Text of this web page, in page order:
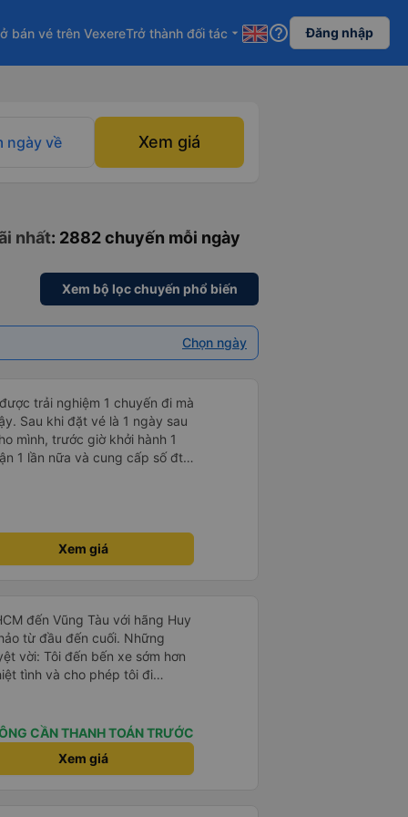
bán vé trên VexereTrở thành đối tác arrow_drop_down help_outline Đăng nhập
ngày về Xem giá
nhất: 2882 chuyến mỗi ngày
Xem bộ lọc chuyến phổ biến
Chọn ngày
trải nghiệm 1 chuyến đi mà
Sau khi đặt vé là 1 ngày sau
mình, trước giờ khởi hành 1
1 lần nữa và cung cấp số đt
xe sạch sẽ và bác tài chạy
Xem giá
đến Vũng Tàu với hãng Huy
từ đầu đến cuối. Những
vời: Tôi đến bến xe sớm hơn
tình và cho phép tôi đi
trống. Điều này đã tiết kiệm
rất an toàn suốt hành trình
mái &amp; Sạch sẽ: Xe
vô cùng thoải mái - hoàn hảo
CẦN THANH TOÁN TRƯỚC
Xem giá